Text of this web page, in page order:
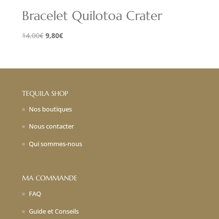
Bracelet Quilotoa Crater
14,00€ Le
était :
9,80€Le
est :
TEQUILA SHOP
Nos boutiques
Nous contacter
Qui sommes-nous
MA COMMANDE
FAQ
Guide et Conseils